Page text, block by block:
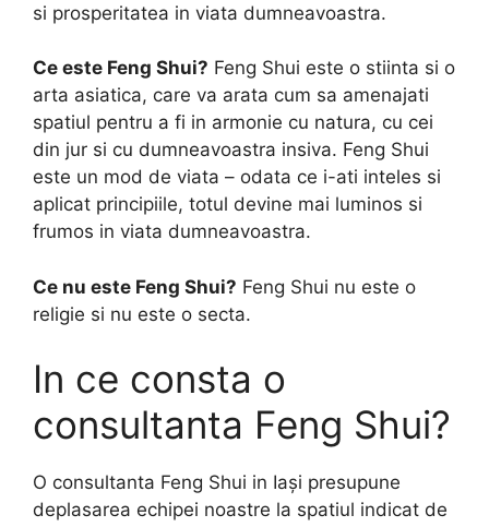
si prosperitatea in viata dumneavoastra.
Ce este Feng Shui? Feng Shui este o stiinta si o
arta asiatica, care va arata cum sa amenajati
spatiul pentru a fi in armonie cu natura, cu cei
din jur si cu dumneavoastra insiva. Feng Shui
este un mod de viata – odata ce i-ati inteles si
aplicat principiile, totul devine mai luminos si
frumos in viata dumneavoastra.
Ce nu este Feng Shui? Feng Shui nu este o
religie si nu este o secta.
In ce consta o
consultanta Feng Shui?
O consultanta Feng Shui in Iași presupune
deplasarea echipei noastre la spatiul indicat de